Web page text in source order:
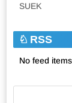
SUEK
RSS
No feed